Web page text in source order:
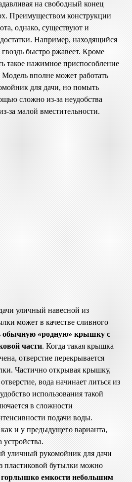
на свободный конец
Преимуществом конструкции
однако, существуют и
Например, находящийся
быстро ржавеет. Кроме
такое нажимное приспособление
Модель вполне может работать
для дачи, но помыть
сложно из-за неудобства
за малой вместительности.
уличный навесной из
может в качестве сливного
обычную «родную» крышку с
части. Когда такая крышка
отверстие перекрывается
Частично открывая крышку,
вода начинает литься из
использования такой
в сложности
подачи воды.
и у предыдущего варианта,
устройства.
уличный рукомойник для дачи
пластиковой бутылки можно
горлышко емкости небольшим